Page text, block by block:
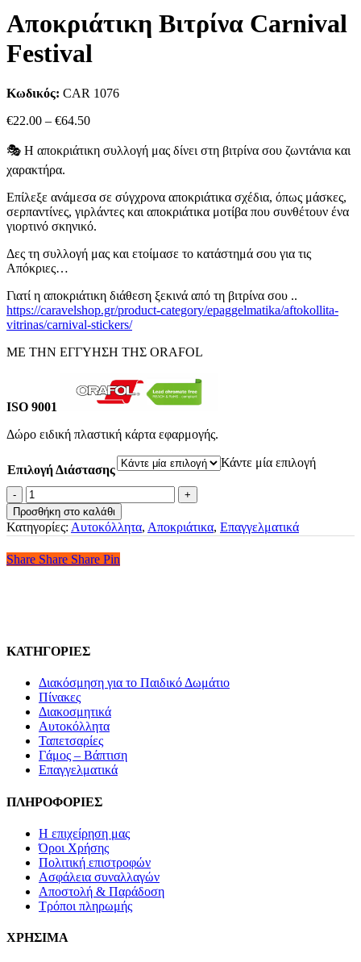
Αποκριάτικη Βιτρίνα Carnival
Festival
Κωδικός: CAR 1076
€22.00 – €64.50Price
€22.00
🎭 Η αποκριάτικη συλλογή μας δίνει στη βιτρίνα σου ζωντάνια και
χαρακτήρα.
Επίλεξε ανάμεσα σε σύγχρονα αποκριάτικα σχέδια, όπως μάσκες,
σερπαντίνες, γιρλάντες και αποκριάτικα μοτίβα που συνθέτουν ένα
γιορτινό σκηνικό.
Δες τη συλλογή μας και ετοίμασε το κατάστημά σου για τις
Απόκριες…
Γιατί η αποκριάτικη διάθεση ξεκινά από τη βιτρίνα σου ..
https://caravelshop.gr/product-category/epaggelmatika/aftokollita-
vitrinas/carnival-stickers/
ΜΕ ΤΗΝ ΕΓΓΥΗΣΗ ΤΗΣ ORAFOL
ISO 9001
Δώρο ειδική πλαστική κάρτα εφαρμογής.
Επιλογή Διάστασης
Κάντε μία επιλογή
Αποκριάτικη
Βιτρίνα
Carnival
Festival
ποσότητα
Προσθήκη στο καλάθι
Κατηγορίες: Αυτοκόλλητα, Αποκριάτικα, Επαγγελματικά
Share
Share Share Share Pin
ΚΑΤΗΓΟΡΙΕΣ
Διακόσμηση για το Παιδικό Δωμάτιο
Πίνακες
Διακοσμητικά
Αυτοκόλλητα
Ταπετσαρίες
Γάμος – Βάπτιση
Επαγγελματικά
ΠΛΗΡΟΦΟΡΙΕΣ
Η επιχείρηση μας
Όροι Χρήσης
Πολιτική επιστροφών
Ασφάλεια συναλλαγών
Αποστολή & Παράδοση
Τρόποι πληρωμής
ΧΡΗΣΙΜΑ